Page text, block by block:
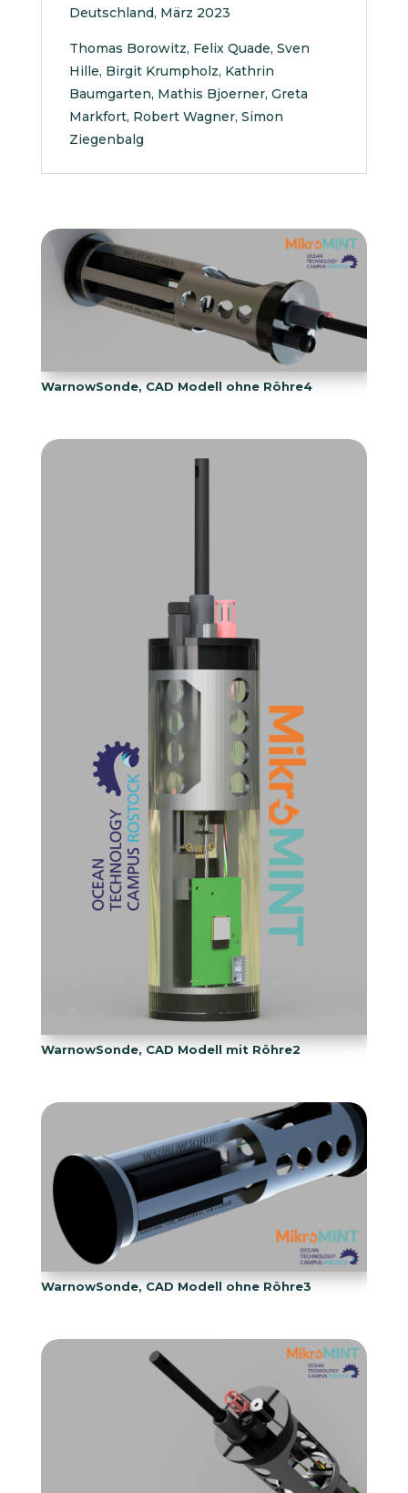
Deutschland, März 2023
Thomas Borowitz, Felix Quade, Sven
Hille, Birgit Krumpholz, Kathrin
Baumgarten, Mathis Bjoerner, Greta
Markfort, Robert Wagner, Simon
Ziegenbalg
WarnowSonde, CAD Modell ohne Röhre4
WarnowSonde, CAD Modell mit Röhre2
WarnowSonde, CAD Modell ohne Röhre3